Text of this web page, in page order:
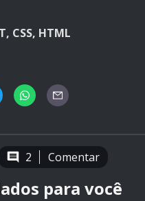
CSS, HTML
2 Comentar
para você